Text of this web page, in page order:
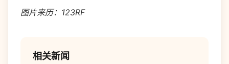
图片来历：123RF
相关新闻